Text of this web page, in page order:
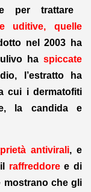
per trattare
uditive, quelle
nel 2003 ha
ulivo haspiccate
l’estratto ha
cui i dermatofiti
la candida e
antivirali, e
raffreddoree di
mostrano che gli